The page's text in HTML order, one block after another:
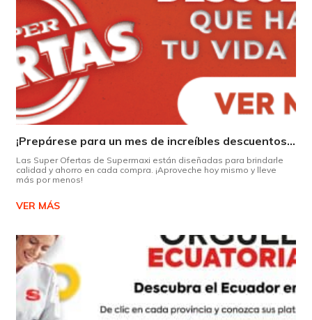
¡Prepárese para un mes de increíbles descuentos en Supermaxi!
Las Super Ofertas de Supermaxi están diseñadas para brindarle
calidad y ahorro en cada compra. ¡Aproveche hoy mismo y lleve
más por menos!
VER MÁS